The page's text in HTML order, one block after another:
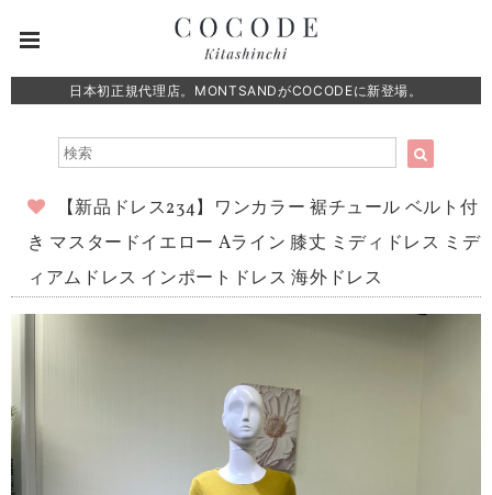
日本初正規代理店。MONTSANDがCOCODEに新登場。
【新品ドレス234】ワンカラー 裾チュール ベルト付
き マスタードイエロー Aライン 膝丈 ミディドレス ミデ
ィアムドレス インポートドレス 海外ドレス